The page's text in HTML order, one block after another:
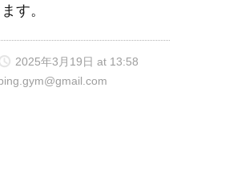
す。
2025年3月19日 at 13:58